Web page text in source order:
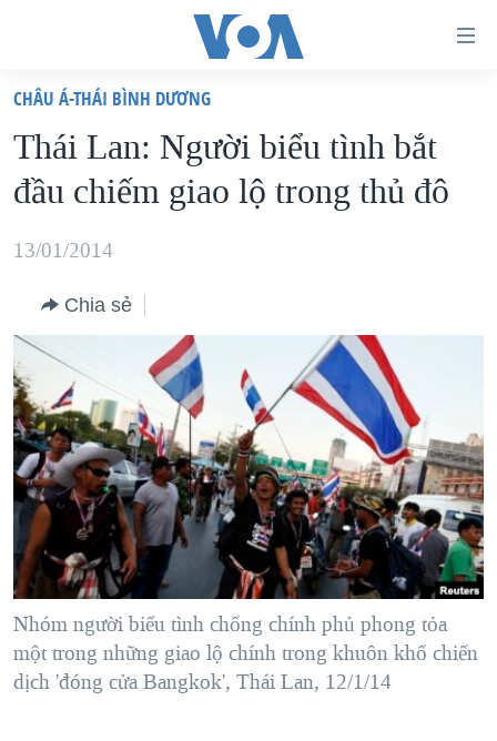
truy
cập
Tới
dung
chính
điều
hướng
chính
Đi
tới
"Tìm"
VIỆT NAM
HOA KỲ
BIỂN ĐÔNG
BLOG
DIỄN ĐÀN
MỤC
TỰ DO BÁO CHÍ
VẠCH TRẦN TIN GIẢ
NGƯỜI VIỆT HẢI NGOẠI
ĐỜI SỐNG
KINH TẾ
KHOA HỌC
SỨC KHOẺ
CHUYÊN ĐỀ
CHIẾN TRANH THƯƠNG MẠI CỦA MỸ: QUÁ KHỨ VÀ HIỆN
TẠI
HÀNH TRÌNH BẦU CỬ 2024
MỘT NĂM CHIẾN TRANH TẠI DẢI GAZA
GIẢI MÃ VÀNH ĐAI & CON ĐƯỜNG
NGÀY TỊ NẠN THẾ GIỚI
HỌC TIẾNG ANH
VIDEO
NGHE
MẠNG XÃ HỘI
CHÂU Á-THÁI BÌNH DƯƠNG
Thái Lan: Người biểu tình bắt
đầu chiếm giao lộ trong thủ đô
13/01/2014
Chia sẻ
Nhóm người biểu tình chống chính phủ phong tỏa
một trong những giao lộ chính trong khuôn khổ chiến
dịch 'đóng cửa Bangkok', Thái Lan, 12/1/14